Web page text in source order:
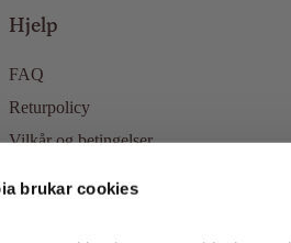
brukar cookies
Hjelp
FAQ
Returpolicy
Vilkår og betingelser